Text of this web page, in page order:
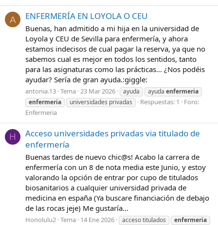
A ENFERMERÍA EN LOYOLA O CEU
Buenas, han admitido a mi hija en la universidad de
Loyola y CEU de Sevilla para enfermería, y ahora
estamos indecisos de cual pagar la reserva, ya que no
sabemos cual es mejor en todos los sentidos, tanto
para las asignaturas como las prácticas... ¿Nos podéis
ayudar? Sería de gran ayuda.:giggle:
antonia.13 Tema 23 Mar 2026 ayuda ayuda enfermeria
enfermeria
universidades privadas Respuestas: 1
Foro:
Enfermeria
H
Acceso universidades privadas via titulado de
enfermería
Buenas tardes de nuevo chic@s! Acabo la carrera de
enfermería con un 8 de nota media este Junio, y estoy
valorando la opción de entrar por cupo de titulados
biosanitarios a cualquier universidad privada de
medicina en españa (Ya buscare financiación de debajo
de las rocas jeje) Me gustaría...
Honolulu2 Tema 14 Ene 2026 acceso titulados
enfermeria